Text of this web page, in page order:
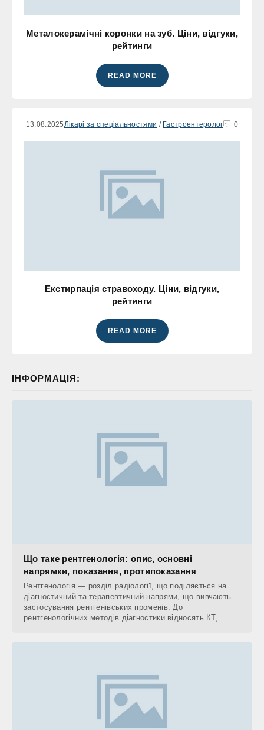
Металокерамічні коронки на зуб. Ціни, відгуки,
рейтинги
READ MORE
13.08.2025 Лікарі за спеціальностями / Гастроентеролог 0
Екстирпація стравоходу. Ціни, відгуки,
рейтинги
READ MORE
ІНФОРМАЦІЯ:
Що таке рентгенологія: опис, основні
напрямки, показання, протипоказання
Рентгенологія — розділ радіології, що поділяється на
діагностичний та терапевтичний напрями, що вивчають
застосування рентгенівських променів. До
рентгенологічних методів діагностики відносять КТ,